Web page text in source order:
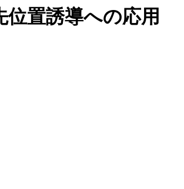
置誘導への応用